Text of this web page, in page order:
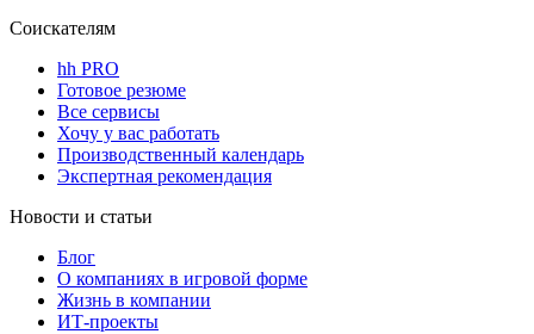
Соискателям
hh PRO
Готовое резюме
Все сервисы
Хочу у вас работать
Производственный календарь
Экспертная рекомендация
Новости и статьи
Блог
О компаниях в игровой форме
Жизнь в компании
ИТ-проекты